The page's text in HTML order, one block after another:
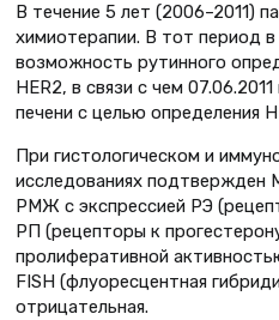
В течение 5 лет (2006–2011)
химиотерапии. В тот период в
возможность рутинного
HER2, в связи с чем
печени с целью определения
При гистологическом и
исследованиях подтвержден
РМЖ с экспрессией РЭ
РП (рецепторы к
пролиферативной
FISH (флуоресцентная
отрицательная.